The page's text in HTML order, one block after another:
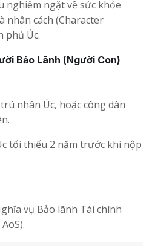
nghiêm ngặt về sức khỏe
nhân cách (Character
phủ Úc.
Bảo Lãnh (Người Con)
nhân Úc, hoặc công dân
tối thiểu 2 năm trước khi nộp
vụ Bảo lãnh Tài chính